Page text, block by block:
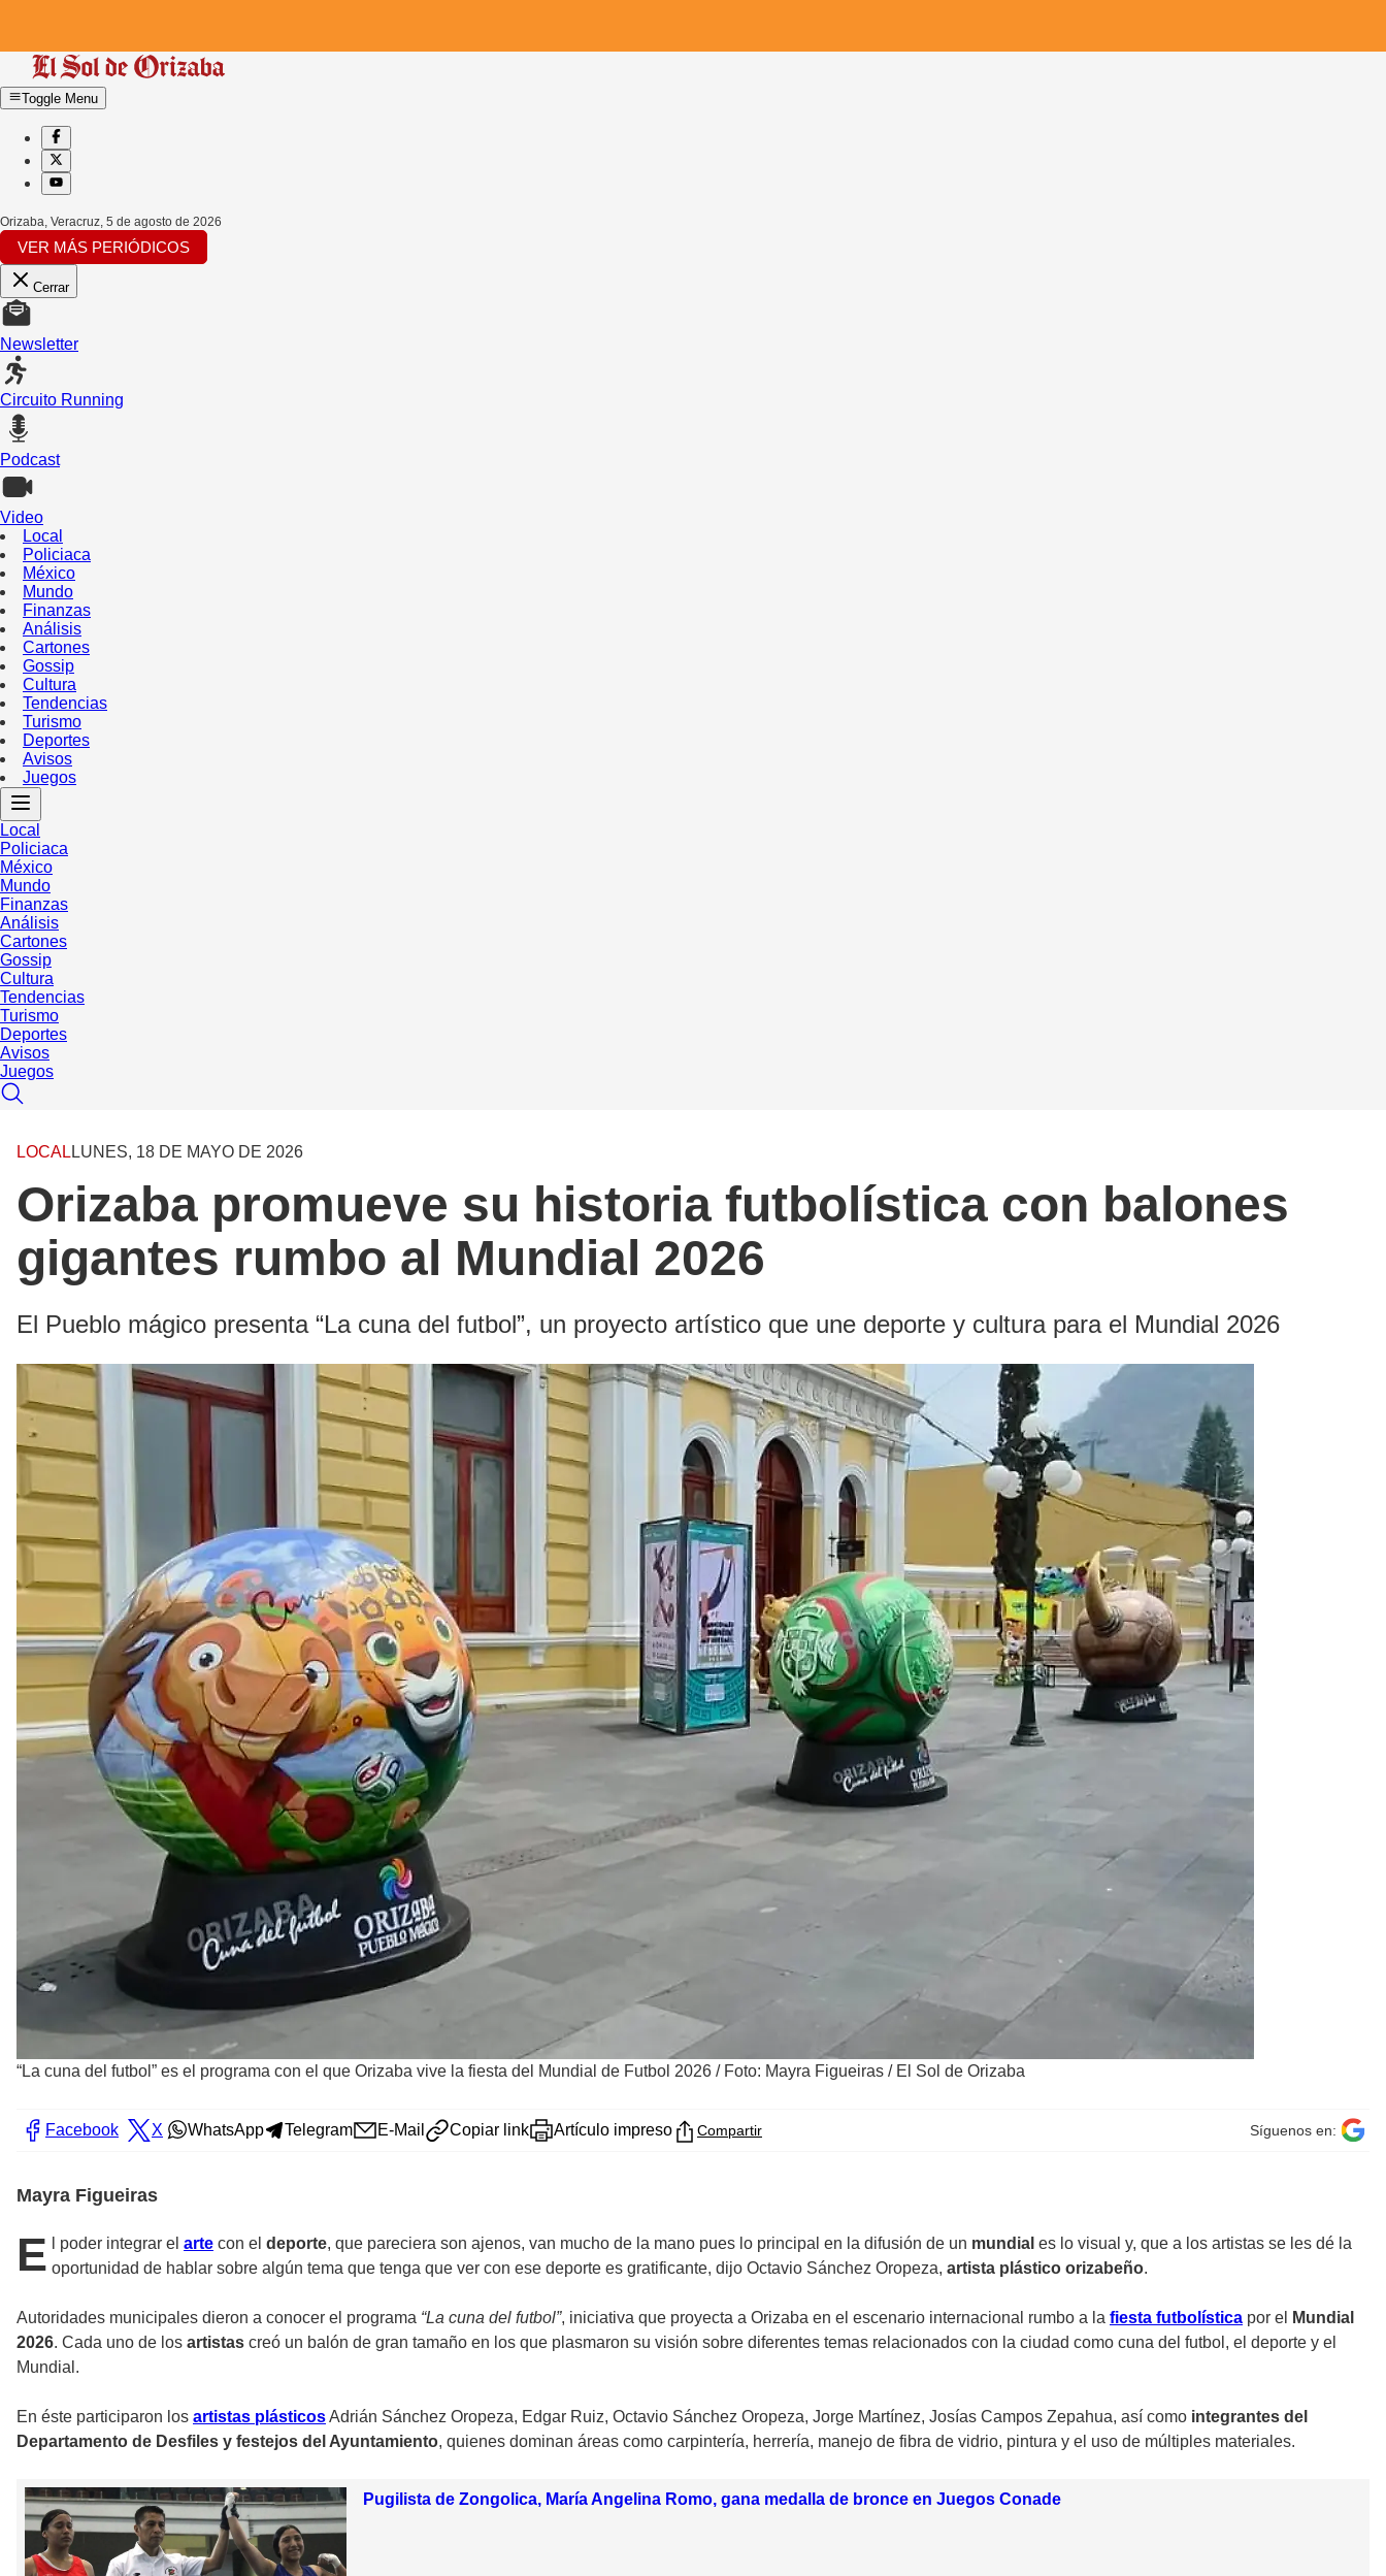
Toggle Menu
Orizaba, Veracruz, 5 de agosto de 2026
VER MÁS PERIÓDICOS
Cerrar
Newsletter
Circuito Running
Podcast
Video
Local
Policiaca
México
Mundo
Finanzas
Análisis
Cartones
Gossip
Cultura
Tendencias
Turismo
Deportes
Avisos
Juegos
Local
Policiaca
México
Mundo
Finanzas
Análisis
Cartones
Gossip
Cultura
Tendencias
Turismo
Deportes
Avisos
Juegos
LOCAL LUNES, 18 DE MAYO DE 2026
Orizaba promueve su historia futbolística con balones
gigantes rumbo al Mundial 2026
El Pueblo mágico presenta “La cuna del futbol”, un proyecto artístico que une deporte y cultura para el Mundial 2026
“La cuna del futbol” es el programa con el que Orizaba vive la fiesta del Mundial de Futbol 2026 / Foto: Mayra Figueiras / El Sol de Orizaba
Facebook X WhatsApp Telegram E-Mail Copiar link Artículo impreso Compartir Síguenos en:
Mayra Figueiras
E l poder integrar el arte con el deporte, que pareciera son ajenos, van mucho de la mano pues lo principal en la difusión de un mundial es lo visual y, que a los artistas se les dé la
oportunidad de hablar sobre algún tema que tenga que ver con ese deporte es gratificante, dijo Octavio Sánchez Oropeza, artista plástico orizabeño.
Autoridades municipales dieron a conocer el programa “La cuna del futbol”, iniciativa que proyecta a Orizaba en el escenario internacional rumbo a la fiesta futbolística por el
Mundial
2026. Cada uno de los artistas creó un balón de gran tamaño en los que plasmaron su visión sobre diferentes temas relacionados con la ciudad como cuna del futbol, el deporte y el
Mundial.
En éste participaron los artistas plásticosAdrián Sánchez Oropeza, Edgar Ruiz, Octavio Sánchez Oropeza, Jorge Martínez, Josías Campos Zepahua, así como integrantes del
Departamento de Desfiles y festejos del Ayuntamiento, quienes dominan áreas como carpintería, herrería, manejo de fibra de vidrio, pintura y el uso de múltiples materiales.
Pugilista de Zongolica, María Angelina Romo, gana medalla de bronce en Juegos Conade